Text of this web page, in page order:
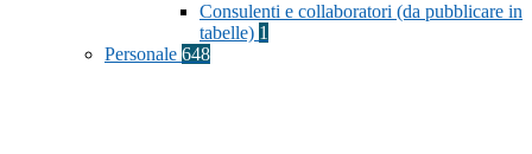
Consulenti e collaboratori (da pubblicare in
tabelle) 1
Personale 648